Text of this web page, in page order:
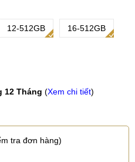
12-512GB 16-512GB
12 Tháng (Xem chi tiết)
tra đơn hàng)